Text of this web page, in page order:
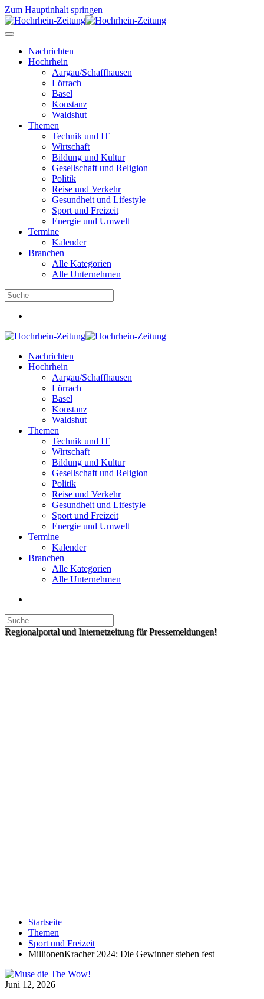
Zum Hauptinhalt springen
Nachrichten
Hochrhein
Aargau/Schaffhausen
Lörrach
Basel
Konstanz
Waldshut
Themen
Technik und IT
Wirtschaft
Bildung und Kultur
Gesellschaft und Religion
Politik
Reise und Verkehr
Gesundheit und Lifestyle
Sport und Freizeit
Energie und Umwelt
Termine
Kalender
Branchen
Alle Kategorien
Alle Unternehmen
Nachrichten
Hochrhein
Aargau/Schaffhausen
Lörrach
Basel
Konstanz
Waldshut
Themen
Technik und IT
Wirtschaft
Bildung und Kultur
Gesellschaft und Religion
Politik
Reise und Verkehr
Gesundheit und Lifestyle
Sport und Freizeit
Energie und Umwelt
Termine
Kalender
Branchen
Alle Kategorien
Alle Unternehmen
Regionalportal und Internetzeitung für Pressemeldungen!
Startseite
Themen
Sport und Freizeit
MillionenKracher 2024: Die Gewinner stehen fest
Juni 12, 2026